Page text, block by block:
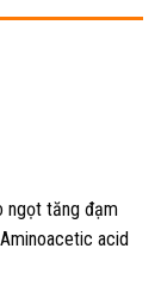
ngọt tăng đạm
acid